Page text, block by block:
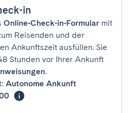
in
Online-Check-in-Formular mit
Reisenden und der
Ankunftszeit ausfüllen. Sie
Stunden vor Ihrer Ankunft
.
Autonome Ankunft